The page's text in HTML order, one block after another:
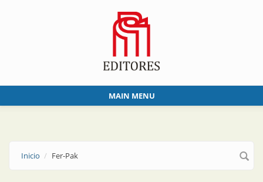
MAIN MENU
Inicio Fer-Pak